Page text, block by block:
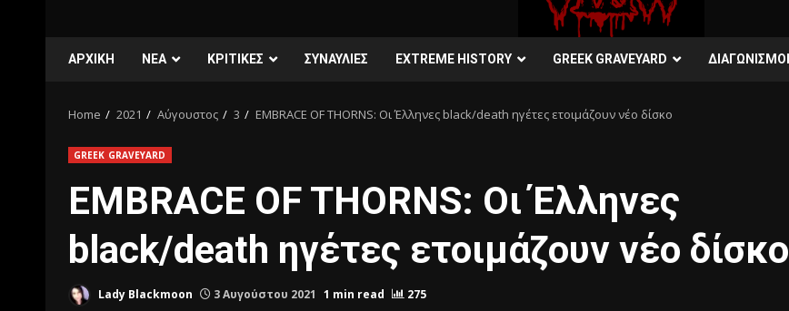
ΑΡΧΙΚΗ ΝΕΑ ΚΡΙΤΙΚΕΣ ΣΥΝΑΥΛΙΕΣ EXTREME HISTORY GREEK GRAVEYARD ΔΙΑΓΩΝΙΣΜΟΙ
Home 2021 Αύγουστος 3 EMBRACE OF THORNS: Οι Έλληνες black/death ηγέτες ετοιμάζουν νέο δίσκο
GREEK GRAVEYARD
EMBRACE OF THORNS: Οι Έλληνες
black/death ηγέτες ετοιμάζουν νέο δίσκο
Lady Blackmoon 3 Αυγούστου 2021 1 min read 275